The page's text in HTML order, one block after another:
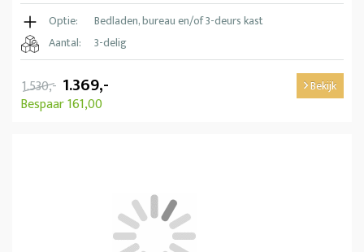
Optie:
Bedladen, bureau en/of 3-deurs kast
Aantal:
3-delig
1.530,- 1.369,-
Bespaar 161,00
Bekijk